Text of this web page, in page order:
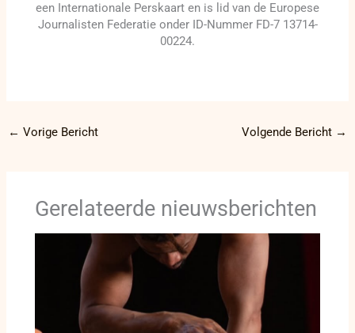
een Internationale Perskaart en is lid van de Europese
Journalisten Federatie onder ID-Nummer FD-7 13714-
00224.
← Vorige Bericht Volgende Bericht →
Gerelateerde nieuwsberichten